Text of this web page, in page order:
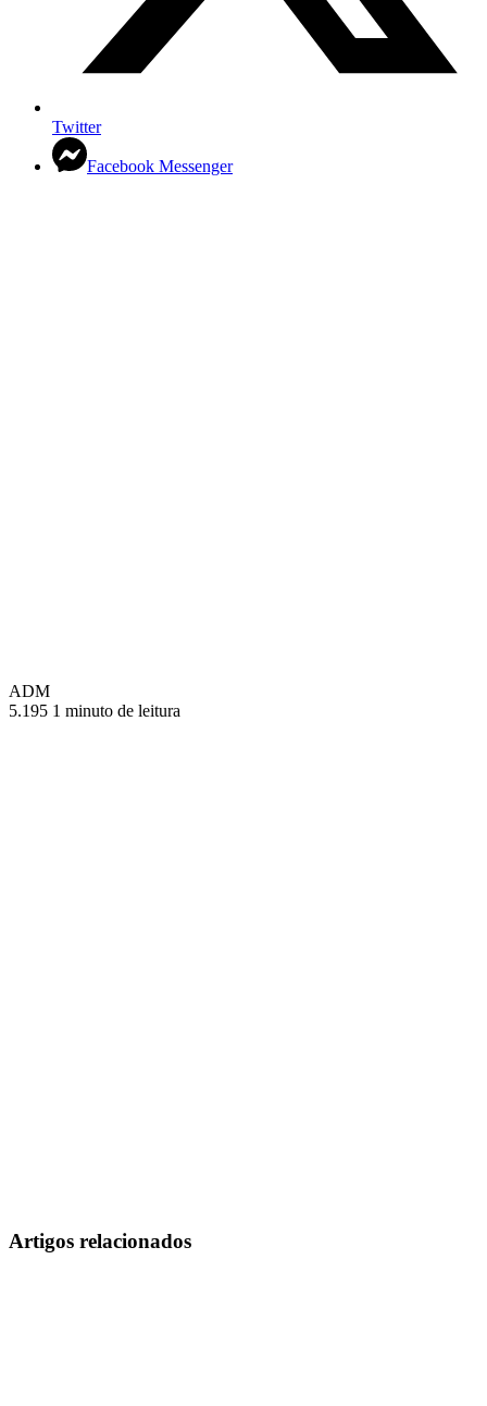
Twitter
Facebook Messenger
ADM
5.195 1 minuto de leitura
Artigos relacionados